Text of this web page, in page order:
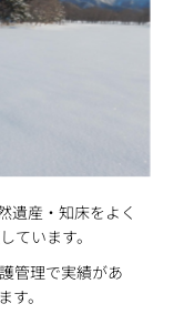
遺産・知床をよく
ています。
管理で実績があ
。